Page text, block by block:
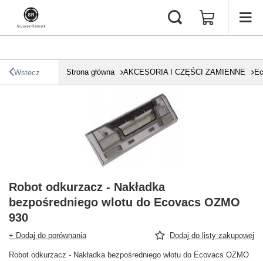
Wstecz Strona główna AKCESORIA I CZĘŚCI ZAMIENNE
Robot odkurzacz - Nakładka
bezpośredniego wlotu do Ecovacs OZMO
930
+ Dodaj do porównania Dodaj do listy zakupowej
Robot odkurzacz - Nakładka bezpośredniego wlotu do Ecovacs OZMO